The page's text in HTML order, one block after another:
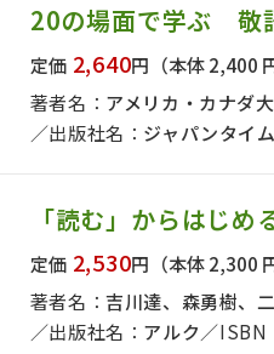
20の場面で学ぶ 敬
定価 2,640円 （本体 2,400
著者名： アメリカ・カナダ
出版社名： ジャパンタイ
「読む」からはじ
定価 2,530円 （本体 2,300
著者名：吉川達、森勇樹、
出版社名： アルク ISBN